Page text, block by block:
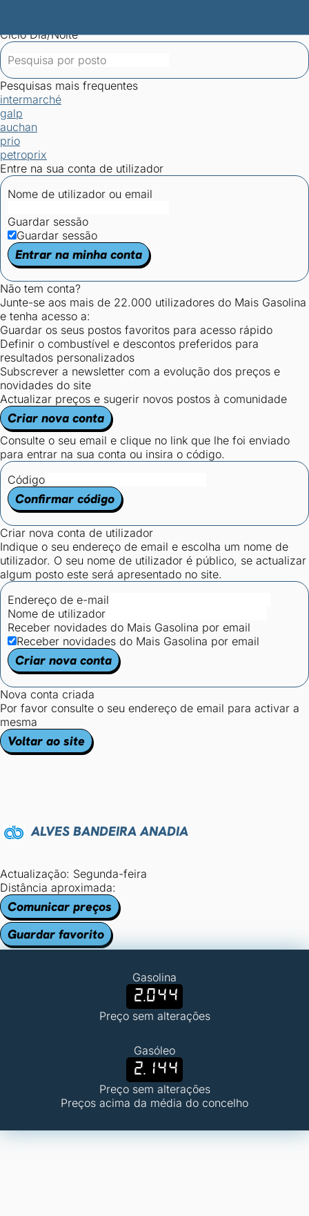
Ciclo Dia/Noite
Pesquisas mais frequentes
intermarché
galp
auchan
prio
petroprix
Entre na sua conta de utilizador
Nome de utilizador ou email
Guardar sessão
Guardar sessão
Entrar na minha conta
Não tem conta?
Junte-se aos mais de 22.000 utilizadores do Mais Gasolina
e tenha acesso a:
Guardar os seus postos favoritos para acesso rápido
Definir o combustível e descontos preferidos para
resultados personalizados
Subscrever a newsletter com a evolução dos preços e
novidades do site
Actualizar preços e sugerir novos postos à comunidade
Criar nova conta
Consulte o seu email e clique no link que lhe foi enviado
para entrar na sua conta ou insira o código.
Código
Confirmar código
Criar nova conta de utilizador
Indique o seu endereço de email e escolha um nome de
utilizador. O seu nome de utilizador é público, se actualizar
algum posto este será apresentado no site.
Endereço de e-mail
Nome de utilizador
Receber novidades do Mais Gasolina por email
Receber novidades do Mais Gasolina por email
Criar nova conta
Nova conta criada
Por favor consulte o seu endereço de email para activar a
mesma
Voltar ao site
ALVES BANDEIRA ANADIA
Actualização: Segunda-feira
Distância aproximada:
Comunicar preços
Guardar favorito
Gasolina
2.044
Preço sem alterações
Gasóleo
2.144
Preço sem alterações
Preços acima da média do concelho